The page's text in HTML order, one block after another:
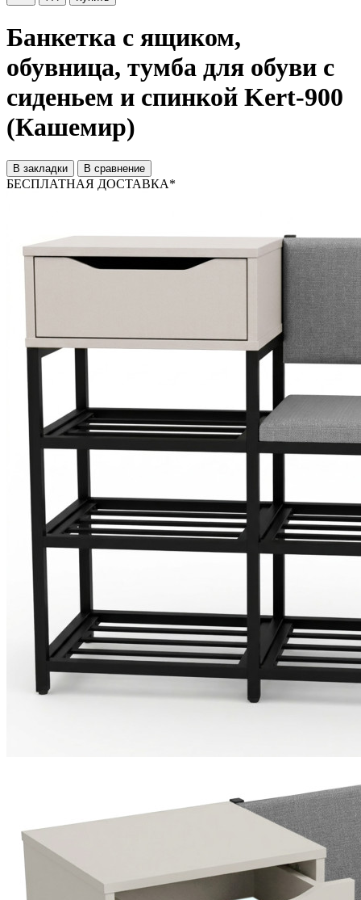
Банкетка с ящиком,
обувница, тумба для обуви с
сиденьем и спинкой Kert-900
(Кашемир)
В закладки В сравнение
БЕСПЛАТНАЯ ДОСТАВКА*